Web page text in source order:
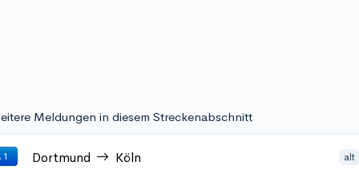
Meldungen in diesem Streckenabschnitt
1 Dortmund Köln alt